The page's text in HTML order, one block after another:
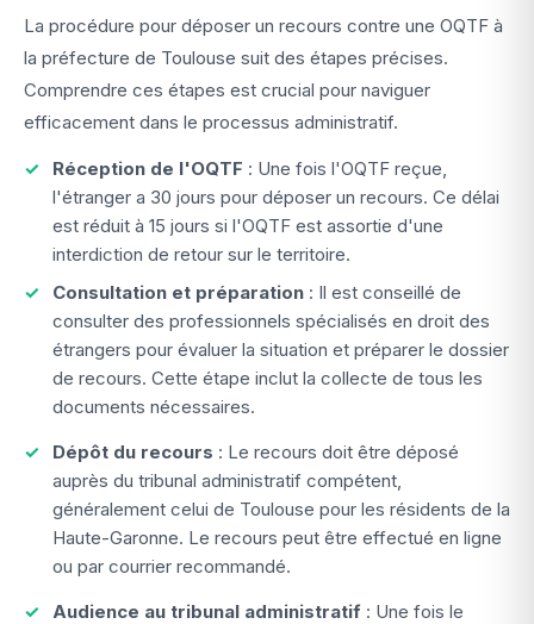
La procédure pour déposer un recours contre une OQTF à
la préfecture de Toulouse suit des étapes précises.
Comprendre ces étapes est crucial pour naviguer
efficacement dans le processus administratif.
Réception de l'OQTF : Une fois l'OQTF reçue,
l'étranger a 30 jours pour déposer un recours. Ce délai
est réduit à 15 jours si l'OQTF est assortie d'une
interdiction de retour sur le territoire.
Consultation et préparation : Il est conseillé de
consulter des professionnels spécialisés en droit des
étrangers pour évaluer la situation et préparer le dossier
de recours. Cette étape inclut la collecte de tous les
documents nécessaires.
Dépôt du recours : Le recours doit être déposé
auprès du tribunal administratif compétent,
généralement celui de Toulouse pour les résidents de la
Haute-Garonne. Le recours peut être effectué en ligne
ou par courrier recommandé.
Audience au tribunal administratif : Une fois le